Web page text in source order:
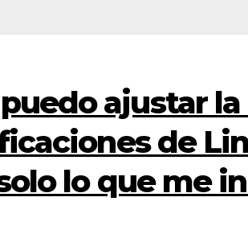
ajustar
de
lo que me